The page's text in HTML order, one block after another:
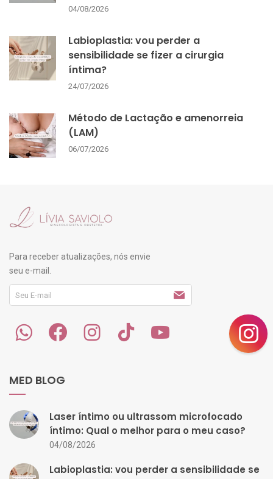
04/08/2026
Labioplastia: vou perder a
sensibilidade se fizer a cirurgia
íntima?
24/07/2026
Método de Lactação e amenorreia
(LAM)
06/07/2026
Para receber atualizações, nós envie
seu e-mail.
MED BLOG
Laser íntimo ou ultrassom microfocado
íntimo: Qual o melhor para o meu caso?
04/08/2026
Labioplastia: vou perder a sensibilidade se